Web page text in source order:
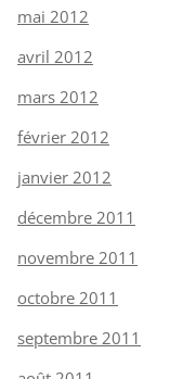
mai 2012
avril 2012
mars 2012
février 2012
janvier 2012
décembre 2011
novembre 2011
octobre 2011
septembre 2011